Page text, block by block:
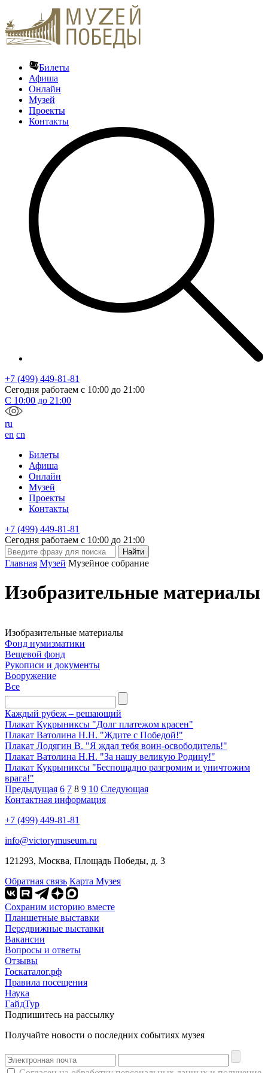
Билеты
Афиша
Онлайн
Музей
Проекты
Контакты
+7 (499) 449-81-81
Сегодня работаем с 10:00 до 21:00
С 10:00 до 21:00
ru
en cn
Билеты
Афиша
Онлайн
Музей
Проекты
Контакты
+7 (499) 449-81-81
Сегодня работаем с 10:00 до 21:00
Главная Музей Музейное собрание
Изобразительные материалы
Изобразительные материалы
Фонд нумизматики
Вещевой фонд
Рукописи и документы
Вооружение
Все
Каждый рубеж – решающий
Плакат Кукрыниксы "Долг платежом красен"
Плакат Ватолина Н.Н. "Ждите с Победой!"
Плакат Лодягин В. "Я ждал тебя воин-­освободитель!"
Плакат Ватолина Н.Н. "За нашу великую Родину!"
Плакат Кукрыниксы "Беспощадно разгромим и уничтожим
врага!"
Предыдущая 6 7 8 9 10 Следующая
Контактная информация
+7 (499) 449-81-81
info@victorymuseum.ru
121293, Москва, Площадь Победы, д. 3
Обратная связь Карта Музея
Сохраним историю вместе
Планшетные выставки
Передвижные выставки
Вакансии
Вопросы и ответы
Отзывы
Госкаталог.рф
Правила посещения
Наука
ГайдТур
Подпишитесь на рассылку
Получайте новости о последних событиях музея